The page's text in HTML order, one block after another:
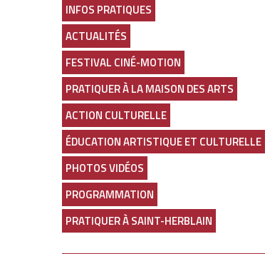
INFOS PRATIQUES
ACTUALITÉS
FESTIVAL CINÉ-MOTION
PRATIQUER À LA MAISON DES ARTS
ACTION CULTURELLE
ÉDUCATION ARTISTIQUE ET CULTURELLE
PHOTOS VIDÉOS
PROGRAMMATION
PRATIQUER À SAINT-HERBLAIN